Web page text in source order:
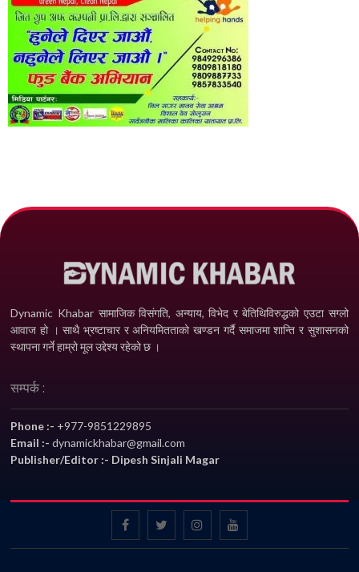
Dynamic Khabar सामाजिक विसंगति, अन्याय, विभेद­ र बेतिथिविरुद्धको एउटा सग्लो
आवाज हो । साथै भ्रष्टाचार र अनियमितताको खण्डन गर्दै समाजमा शान्ति र सुशासनको
स्थापना गर्ने हाम्रो मूल उद्देश्य रहेको छ ।
सम्पर्क :
Phone :- +977-9851229895
Email :-dynamickhabar@gmail.com
Publisher/Editor :- Dipesh Sinjali Magar